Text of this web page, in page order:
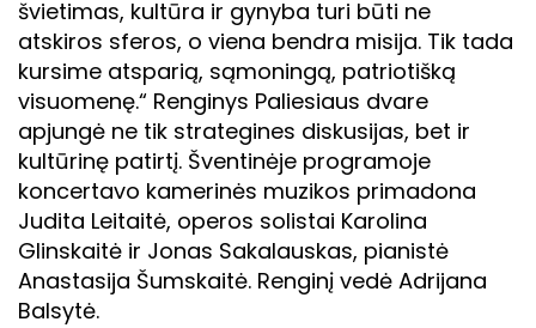
švietimas, kultūra ir gynyba turi būti ne
atskiros sferos, o viena bendra misija. Tik tada
kursime atsparią, sąmoningą, patriotišką
visuomenę.“ Renginys Paliesiaus dvare
apjungė ne tik strategines diskusijas, bet ir
kultūrinę patirtį. Šventinėje programoje
koncertavo kamerinės muzikos primadona
Judita Leitaitė, operos solistai Karolina
Glinskaitė ir Jonas Sakalauskas, pianistė
Anastasija Šumskaitė. Renginį vedė Adrijana
Balsytė.